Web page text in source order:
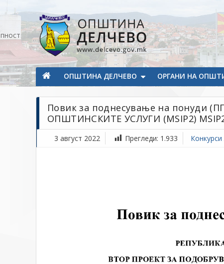
Општина Делчево
Општина Делчево
ОПШТИНА ДЕЛЧЕВО ОРГАНИ НА
Повик за поднесување на понуди
ОПШТИНСКИТЕ УСЛУГИ (MSIP2)
3 август 2022 Прегледи: 1.933